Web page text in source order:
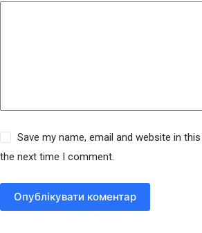
Save my name, email and website in
the next time I comment.
Опублікувати коментар